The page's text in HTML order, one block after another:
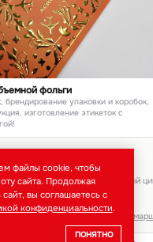
фольги
брендирование упаковки и коробок,
изготовление этикеток с
· тиражи от 50 шт · полный
файлы cookie, чтобы
сайта. Продолжая
сайт, вы соглашаетесь с
конфиденциальности.
ПОНЯТНО